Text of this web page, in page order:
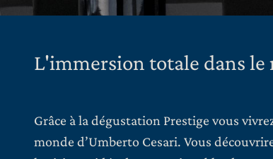
L'immersion totale dans
Grâce à la dégustation Prestige vous
monde d’Umberto Cesari. Vous